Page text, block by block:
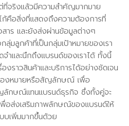
ที่จริงแล้วมีความสำคัญมากมาย
ก้คือสิ่งที่แสดงถึงความต้องการที่
าร และยังส่งผ่านข้อมูลต่างๆ
มลูกค้าที่เป็นกลุ่มเป้าหมายของเรา
ำและนึกถึงแบรนด์ของเราได้ ทั้งนี้
งราวสินค้าและบริการได้อย่างชัดเจน
องหมายหรือสัญลักษณ์ เพื่อ
ลักษณ์แทนแบรนด์ธุรกิจ ซึ่งทั้งคู่จะ
พื่อส่งเสริมภาพลักษณ์ของแบรนด์ให้
บเพิ่มมากขึ้นด้วย